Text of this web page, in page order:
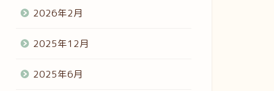
2026年2月
2025年12月
2025年6月